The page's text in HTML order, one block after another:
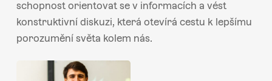
schopnost orientovat se v informacích a vést
konstruktivní diskuzi, která otevírá cestu k lepšímu
porozumění světa kolem nás.